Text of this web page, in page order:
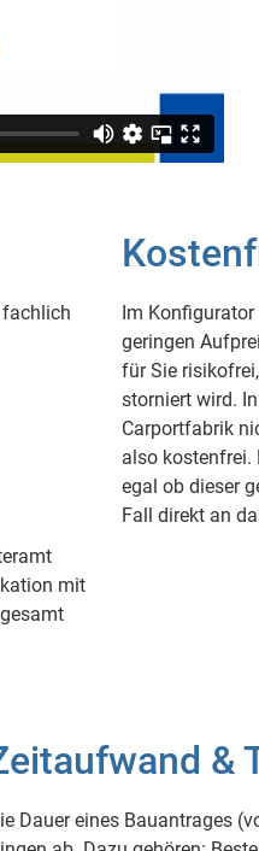
mit
Im Konfigurator
geringen
für Sie
storniert wird.
Carportfabrik
also kostenfrei.
egal ob dieser
Fall direkt an
&
Dauer eines Bauantrages